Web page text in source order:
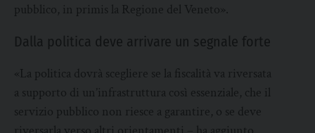
pubblico, in primis la Regione del Veneto».
Dalla politica deve arrivare un segnale forte
«La politica dovrà scegliere se la fiscalità va riversata
a supporto di un’infrastruttura così essenziale, che il
servizio pubblico non riesce a garantire, o se deve